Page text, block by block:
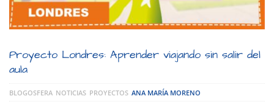
Proyecto Londres: Aprender viajando sin salir del
aula
BLOGOSFERA NOTICIAS PROYECTOS ANA MARÍA MORENO